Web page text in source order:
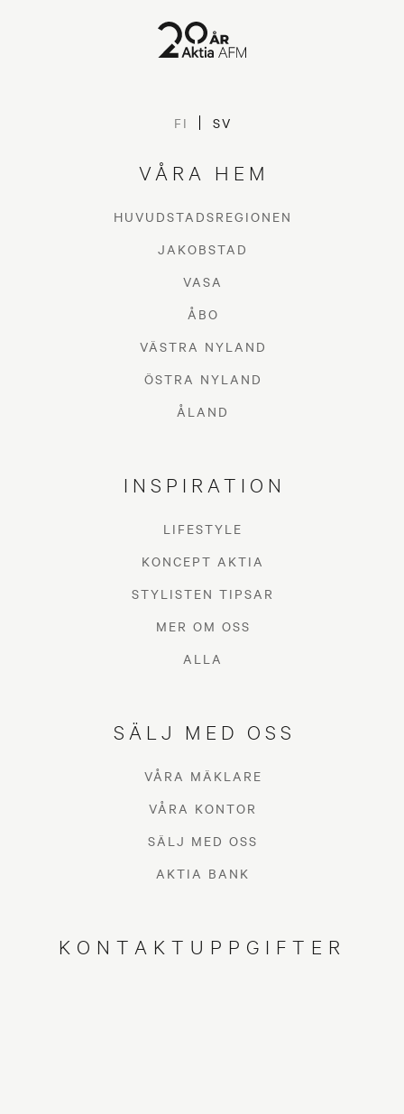
FI SV
VÅRA HEM
HUVUDSTADSREGIONEN
JAKOBSTAD
VASA
ÅBO
VÄSTRA NYLAND
ÖSTRA NYLAND
ÅLAND
INSPIRATION
LIFESTYLE
KONCEPT AKTIA
STYLISTEN TIPSAR
MER OM OSS
ALLA
SÄLJ MED OSS
VÅRA MÄKLARE
VÅRA KONTOR
SÄLJ MED OSS
AKTIA BANK
KONTAKTUPPGIFTER